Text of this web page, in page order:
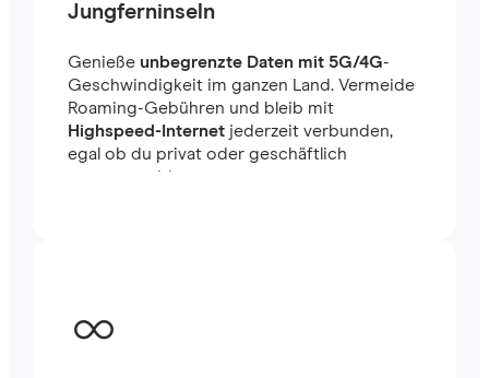
Jungferninseln
Genieße unbegrenzte Daten mit 5G/4G-
Geschwindigkeit im ganzen Land. Vermeide
Roaming-Gebühren und bleib mit
Highspeed-Internetjederzeit verbunden,
egal ob du privat oder geschäftlich
unterwegs bist.